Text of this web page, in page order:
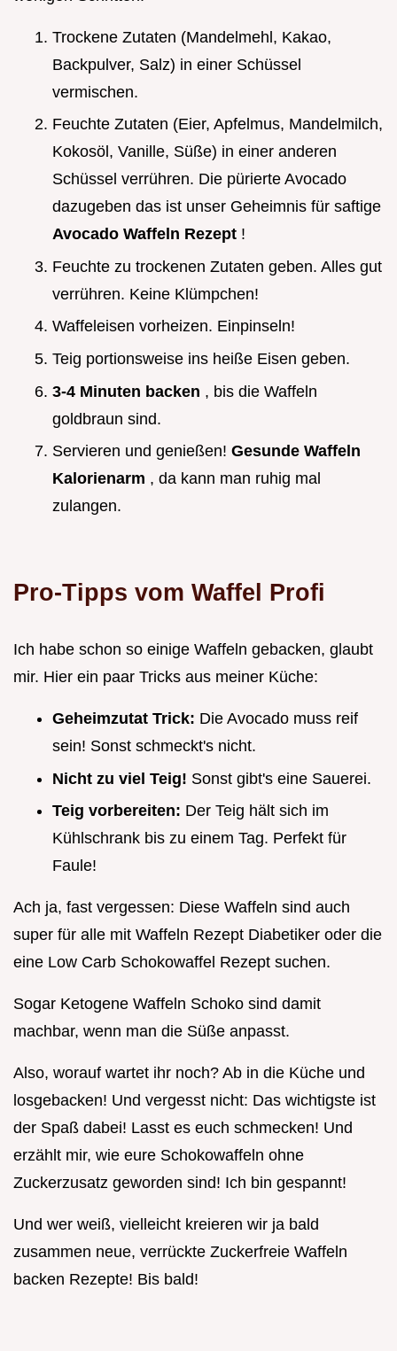
Trockene Zutaten (Mandelmehl, Kakao,
Backpulver, Salz) in einer Schüssel
vermischen.
Feuchte Zutaten (Eier, Apfelmus, Mandelmilch,
Kokosöl, Vanille, Süße) in einer anderen
Schüssel verrühren. Die pürierte Avocado
dazugeben das ist unser Geheimnis für saftige
Avocado Waffeln Rezept !
Feuchte zu trockenen Zutaten geben. Alles gut
verrühren. Keine Klümpchen!
Waffeleisen vorheizen. Einpinseln!
Teig portionsweise ins heiße Eisen geben.
3-4 Minuten backen , bis die Waffeln
goldbraun sind.
Servieren und genießen! Gesunde Waffeln
Kalorienarm , da kann man ruhig mal
zulangen.
Pro-Tipps vom Waffel Profi
Ich habe schon so einige Waffeln gebacken, glaubt
mir. Hier ein paar Tricks aus meiner Küche:
Geheimzutat Trick: Die Avocado muss reif
sein! Sonst schmeckt's nicht.
Nicht zu viel Teig! Sonst gibt's eine Sauerei.
Teig vorbereiten: Der Teig hält sich im
Kühlschrank bis zu einem Tag. Perfekt für
Faule!
Ach ja, fast vergessen: Diese Waffeln sind auch
super für alle mit Waffeln Rezept Diabetiker oder die
eine Low Carb Schokowaffel Rezept suchen.
Sogar Ketogene Waffeln Schoko sind damit
machbar, wenn man die Süße anpasst.
Also, worauf wartet ihr noch? Ab in die Küche und
losgebacken! Und vergesst nicht: Das wichtigste ist
der Spaß dabei! Lasst es euch schmecken! Und
erzählt mir, wie eure Schokowaffeln ohne
Zuckerzusatz geworden sind! Ich bin gespannt!
Und wer weiß, vielleicht kreieren wir ja bald
zusammen neue, verrückte Zuckerfreie Waffeln
backen Rezepte! Bis bald!